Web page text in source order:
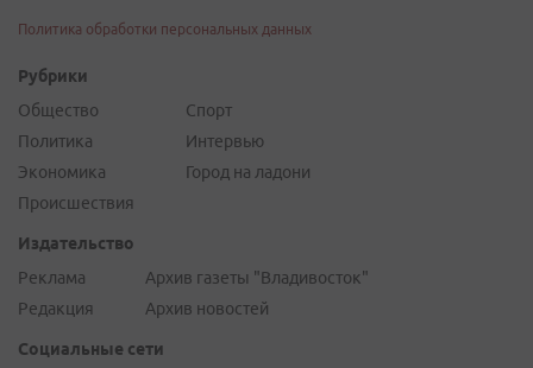
Политика обработки персональных данных
Рубрики
Общество
Политика
Экономика
Происшествия
Спорт
Интервью
Город на ладони
Издательство
Реклама
Редакция
Архив газеты "Владивосток"
Архив новостей
Социальные сети